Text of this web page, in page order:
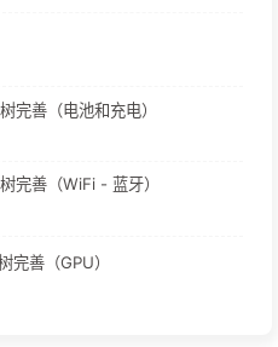
完善（电池和充电）
完善（WiFi - 蓝牙）
善（GPU）